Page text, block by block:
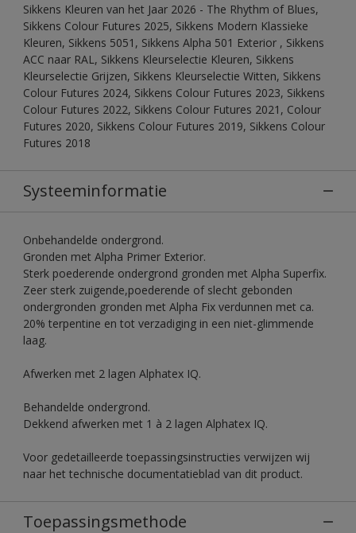
Sikkens Kleuren van het Jaar 2026 - The Rhythm of Blues,
Sikkens Colour Futures 2025, Sikkens Modern Klassieke
Kleuren, Sikkens 5051, Sikkens Alpha 501 Exterior , Sikkens
ACC naar RAL, Sikkens Kleurselectie Kleuren, Sikkens
Kleurselectie Grijzen, Sikkens Kleurselectie Witten, Sikkens
Colour Futures 2024, Sikkens Colour Futures 2023, Sikkens
Colour Futures 2022, Sikkens Colour Futures 2021, Colour
Futures 2020, Sikkens Colour Futures 2019, Sikkens Colour
Futures 2018
Systeeminformatie
Onbehandelde ondergrond.
Gronden met Alpha Primer Exterior.
Sterk poederende ondergrond gronden met Alpha Superfix.
Zeer sterk zuigende,poederende of slecht gebonden
ondergronden gronden met Alpha Fix verdunnen met ca.
20% terpentine en tot verzadiging in een niet-glimmende
laag.
Afwerken met 2 lagen Alphatex IQ.
Behandelde ondergrond.
Dekkend afwerken met 1 à 2 lagen Alphatex IQ.
Voor gedetailleerde toepassingsinstructies verwijzen wij
naar het technische documentatieblad van dit product.
Toepassingsmethode